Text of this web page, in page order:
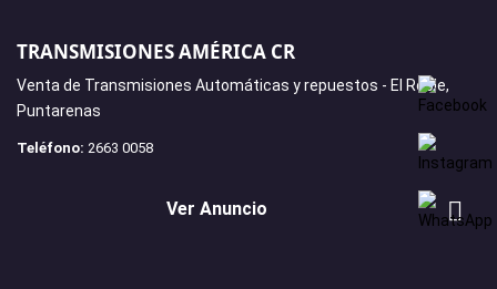
TRANSMISIONES AMÉRICA CR
Venta de Transmisiones Automáticas y repuestos - El Roble,
Puntarenas
Teléfono: 2663 0058
Ver Anuncio